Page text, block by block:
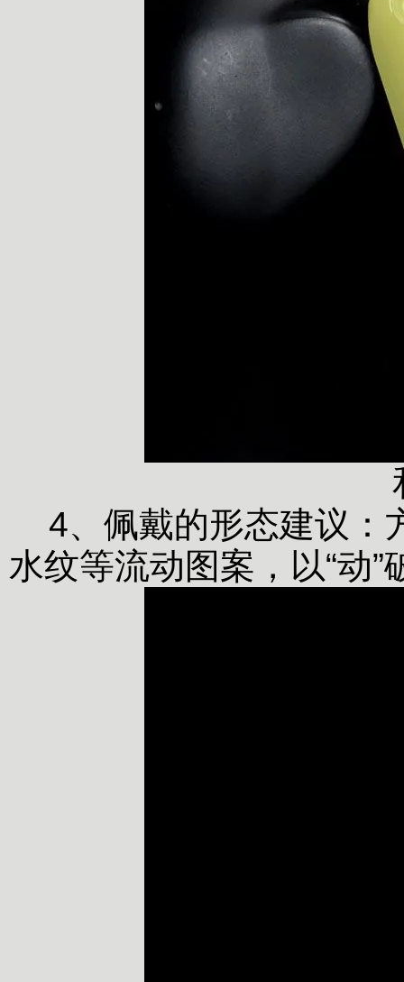
4、佩戴的形态建议：
水纹等流动图案，以“动”